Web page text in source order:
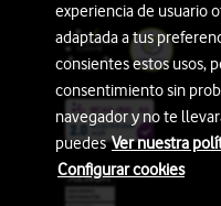
experiencia de usuario
adaptada a tus
consientes estos usos,
consentimiento sin
navegador y no te
puedesVer nuestra
Configurar cookies